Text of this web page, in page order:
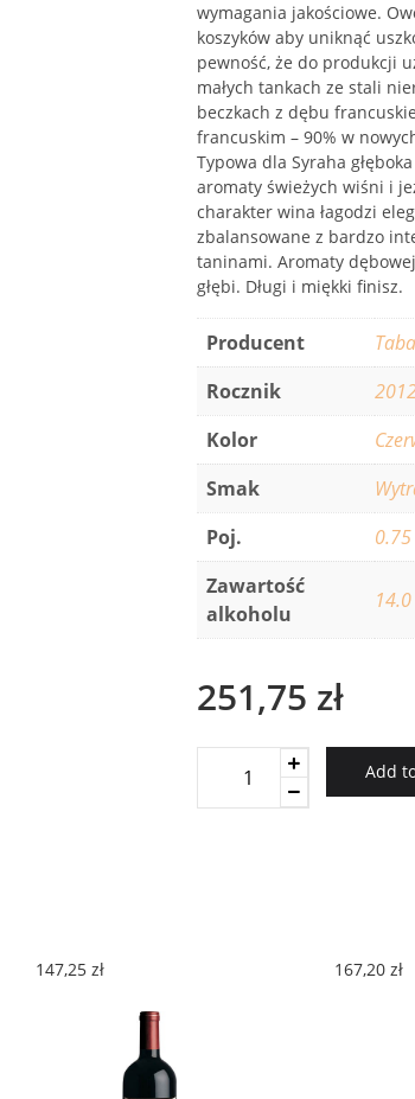
wymagania jakościowe.
koszyków aby uniknąć
pewność, że do produkcji
małych tankach ze stali
beczkach z dębu
francuskim – 90% w
Typowa dla Syraha
aromaty świeżych wiśni i
charakter wina łagodzi
zbalansowane z bardzo
taninami. Aromaty
głębi. Długi i miękki finisz.
Producent
Rocznik
Kolor
Smak
Poj.
0.75
Zawartość
alkoholu
14.0
251,75 zł
Payen
Add
147,25 zł 167,20 zł